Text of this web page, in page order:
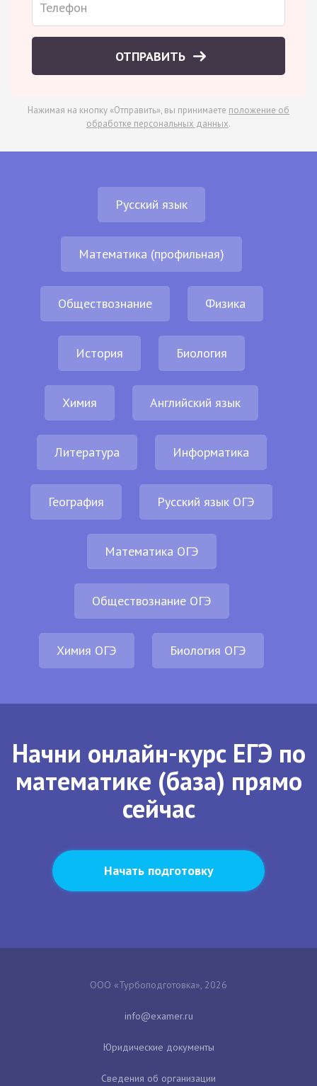
ОТПРАВИТЬ
Нажимая на кнопку «Отправить», вы принимаете положение об
обработке персональных данных.
Русский язык
Математика (профильная)
Обществознание Физика
История Биология
Химия Английский язык
Литература Информатика
География Русский язык ОГЭ
Математика ОГЭ
Обществознание ОГЭ
Химия ОГЭ Биология ОГЭ
Начни онлайн-курс ЕГЭ по
математике (база) прямо
сейчас
Начать подготовку
ООО «Турбоподготовка», 2026
Юридические документы
Сведения об организации